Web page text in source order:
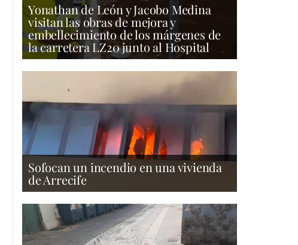
Yonathan de León y Jacobo Medina
visitan las obras de mejora y
embellecimiento de los márgenes de
la carretera LZ20 junto al Hospital
Sofocan un incendio en una vivienda
de Arrecife